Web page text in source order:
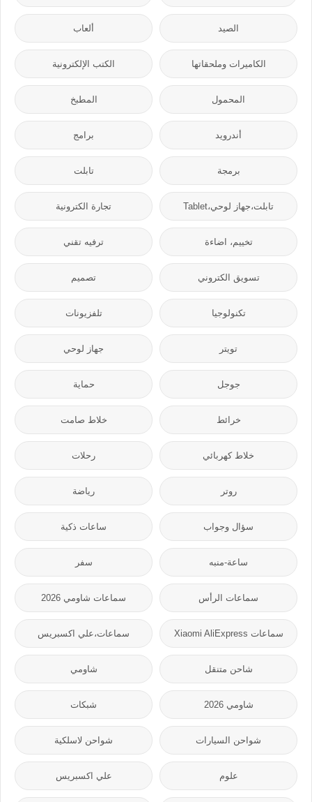
الصيد ألعاب
الكاميرات وملحقاتها الكتب الإلكترونية
المحمول المطبخ
أندرويد برامج
برمجة تابلت
تابلت،جهاز لوحي،Tablet تجارة الكترونية
تخييم، اضاءة ترفيه تقني
تسويق الكتروني تصميم
تكنولوجيا تلفزيونات
تويتر جهاز لوحي
جوجل حماية
خرائط خلاط صامت
خلاط كهربائي رحلات
روتر رياضة
سؤال وجواب ساعات ذكية
ساعة-منبه سفر
سماعات الرأس سماعات شاومي 2026
سماعات Xiaomi AliExpress سماعات،علي اكسبريس
شاحن متنقل شاومي
شاومي 2026 شبكات
شواحن السيارات شواحن لاسلكية
علوم علي اكسبريس